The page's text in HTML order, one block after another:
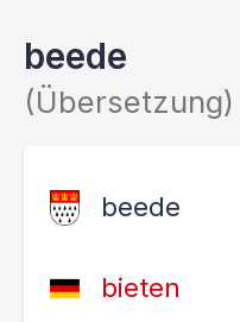
beede
(Übersetzung)
beede
bieten